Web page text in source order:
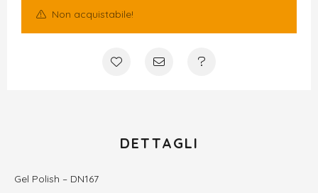
Non acquistabile!
DETTAGLI
Gel Polish – DN167